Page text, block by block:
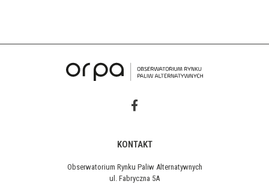
KONTAKT
Obserwatorium Rynku Paliw Alternatywnych
ul. Fabryczna 5A